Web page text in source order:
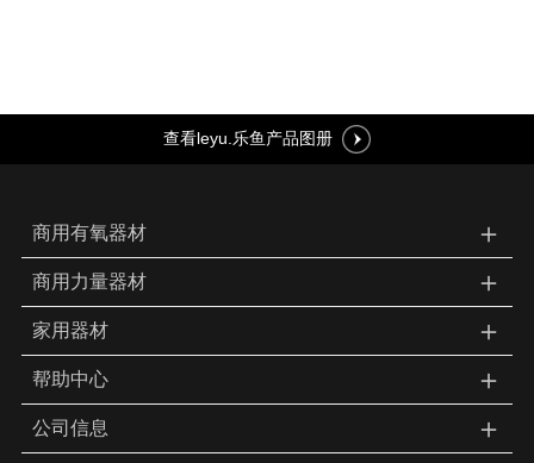
查看leyu.乐鱼产品图册
商用有氧器材 ＋
商用力量器材 ＋
家用器材 ＋
帮助中心 ＋
公司信息
＋